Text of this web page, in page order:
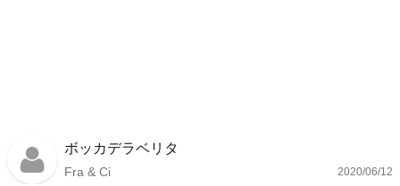
ボッカデラベリタ
Fra & Ci 2020/06/12